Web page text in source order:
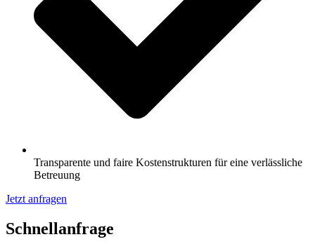
Transparente und faire Kostenstrukturen für eine verlässliche
Betreuung
Jetzt anfragen
Schnell­anfrage